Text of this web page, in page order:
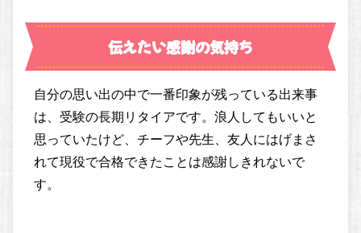
伝えたい感謝の気持ち
自分の思い出の中で一番印象が残っている出来事
は、受験の長期リタイアです。浪人してもいいと
思っていたけど、チーフや先生、友人にはげまさ
れて現役で合格できたことは感謝しきれないで
す。